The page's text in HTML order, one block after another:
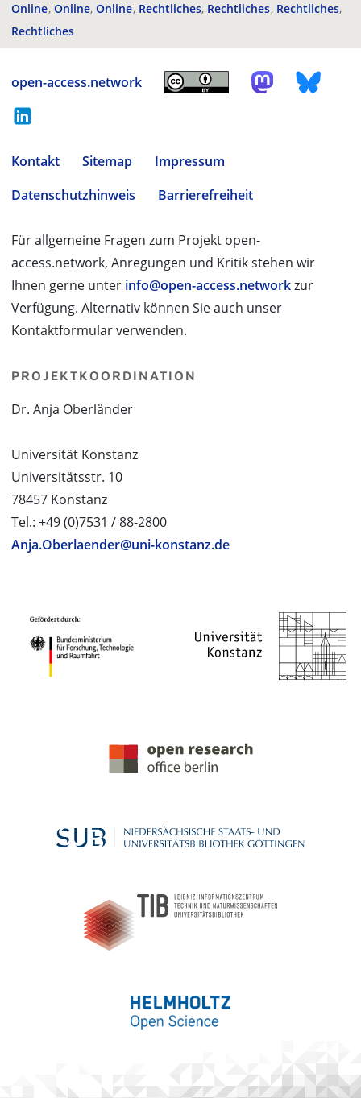
Online Online Online Rechtliches Rechtliches Rechtliches
Rechtliches
open-access.network
Kontakt Sitemap
Impressum
Datenschutzhinweis
Barrierefreiheit
Für allgemeine Fragen zum Projekt open-
access.network, Anregungen und Kritik stehen wir
Ihnen gerne unter info@open-access.networkzur
Verfügung. Alternativ können Sie auch unser
Kontaktformular verwenden.
PROJEKTKOORDINATION
Dr. Anja Oberländer
Universität Konstanz
Universitätsstr. 10
78457 Konstanz
Tel.: +49 (0)7531 / 88-2800
Anja.Oberlaender@uni-konstanz.de